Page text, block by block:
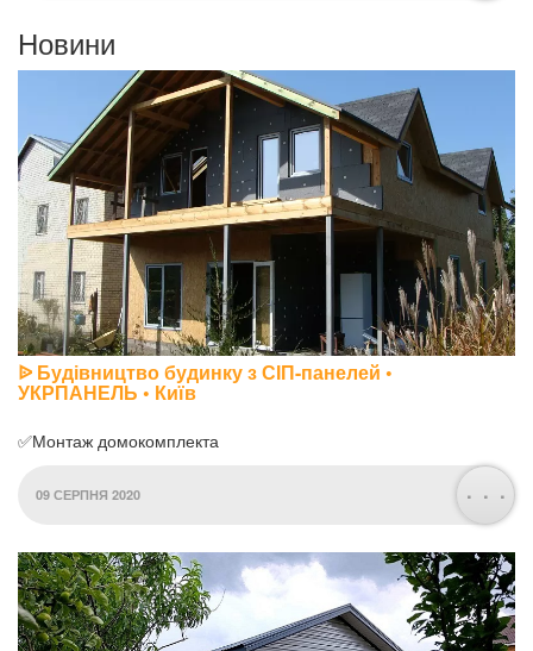
Новини
ᐉ Будівництво будинку з СІП-панелей •
УКРПАНЕЛЬ • Київ
✅Монтаж домокомплекта
09 СЕРПНЯ 2020 . . .